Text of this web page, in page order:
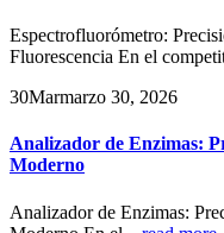
Espectrofluorómetro:
Fluorescencia En el
30Marmarzo 30, 2026
Analizador de Enzimas:
Moderno
Analizador de Enzimas: